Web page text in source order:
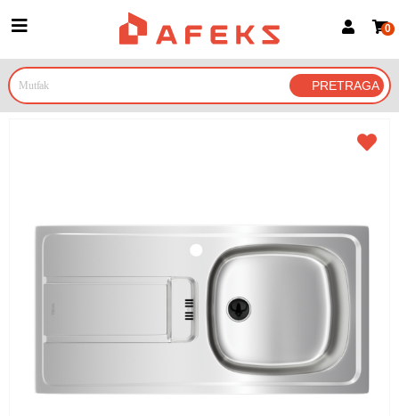
Prijava za članove
Prijavite se Google nalogom
0